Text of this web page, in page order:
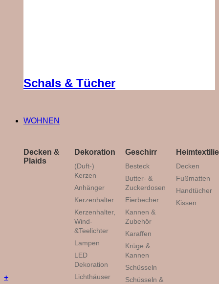
Schals & Tücher
WOHNEN
Decken &
Plaids
Dekoration
(Duft-)
Kerzen
Anhänger
Kerzenhalter
Kerzenhalter,
Wind-
&Teelichter
Lampen
LED
Dekoration
Lichthäuser
Geschirr
Besteck
Butter- &
Zuckerdosen
Eierbecher
Kannen &
Zubehör
Karaffen
Krüge &
Kannen
Schüsseln
Schüsseln &
Decken
Fußmatten
Handtücher
Kissen
+